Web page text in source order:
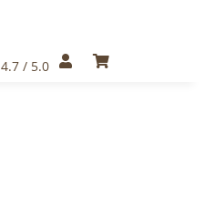
4.7 / 5.0